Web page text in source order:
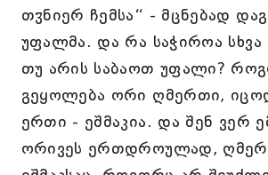
თჳნიერ ჩემსა“ - მცნებად
უფალმა. და რა საჭიროა
თუ არის საბაოთ უფალი?
გეყოლება ორი ღმერთი,
ერთი - ეშმაკია. და შენ ვერ
ორივეს ერთდროულად,